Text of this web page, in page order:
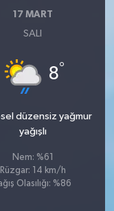
17 MART
SALI
8°
düzensiz yağmur
yağışlı
Nem: %61
Rüzgar: 14 km/h
Olasılığı: %86